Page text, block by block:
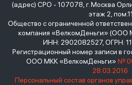
(адрес) СРО - 107078, г. Москва
этаж 2, пом.11
Общество с ограниченной
компания «ВелкомДеньги» (ООО
ИНН: 2902082527, ОГРН:
Регистрационный номер записи в
ООО МКК «ВелкомДеньги» №
28.03.2016
Персональный состав органов